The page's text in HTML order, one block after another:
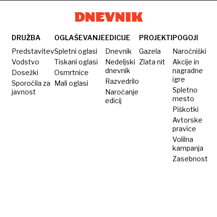
DRUŽBA
Predstavitev
Vodstvo
Dosežki
Sporočila za
javnost
OGLAŠEVANJE
Spletni oglasi
Tiskani oglasi
Osmrtnice
Mali oglasi
EDICIJE
Dnevnik
Nedeljski
dnevnik
Razvedrilo
Naročanje
edicij
PROJEKTI
Gazela
Zlata nit
POGOJI
Naročniški
Akcije in
nagradne
igre
Spletno
mesto
Piškotki
Avtorske
pravice
Volilna
kampanja
Zasebnost